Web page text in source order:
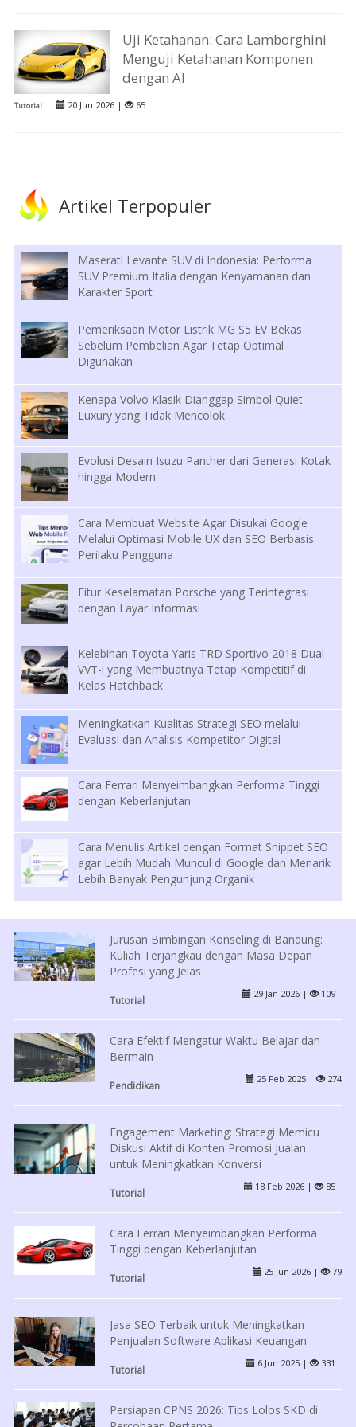
Uji Ketahanan: Cara Lamborghini
Menguji Ketahanan Komponen
dengan AI
Tutorial 20 Jun 2026 | 65
Artikel Terpopuler
Maserati Levante SUV di Indonesia: Performa
SUV Premium Italia dengan Kenyamanan dan
Karakter Sport
Pemeriksaan Motor Listrik MG S5 EV Bekas
Sebelum Pembelian Agar Tetap Optimal
Digunakan
Kenapa Volvo Klasik Dianggap Simbol Quiet
Luxury yang Tidak Mencolok
Evolusi Desain Isuzu Panther dari Generasi Kotak
hingga Modern
Cara Membuat Website Agar Disukai Google
Melalui Optimasi Mobile UX dan SEO Berbasis
Perilaku Pengguna
Fitur Keselamatan Porsche yang Terintegrasi
dengan Layar Informasi
Kelebihan Toyota Yaris TRD Sportivo 2018 Dual
VVT-i yang Membuatnya Tetap Kompetitif di
Kelas Hatchback
Meningkatkan Kualitas Strategi SEO melalui
Evaluasi dan Analisis Kompetitor Digital
Cara Ferrari Menyeimbangkan Performa Tinggi
dengan Keberlanjutan
Cara Menulis Artikel dengan Format Snippet SEO
agar Lebih Mudah Muncul di Google dan Menarik
Lebih Banyak Pengunjung Organik
Jurusan Bimbingan Konseling di Bandung:
Kuliah Terjangkau dengan Masa Depan
Profesi yang Jelas
Tutorial
29 Jan 2026 | 109
Cara Efektif Mengatur Waktu Belajar dan
Bermain
Pendidikan
25 Feb 2025 | 274
Engagement Marketing: Strategi Memicu
Diskusi Aktif di Konten Promosi Jualan
untuk Meningkatkan Konversi
Tutorial
18 Feb 2026 | 85
Cara Ferrari Menyeimbangkan Performa
Tinggi dengan Keberlanjutan
Tutorial
25 Jun 2026 | 79
Jasa SEO Terbaik untuk Meningkatkan
Penjualan Software Aplikasi Keuangan
Tutorial
6 Jun 2025 | 331
Persiapan CPNS 2026: Tips Lolos SKD di